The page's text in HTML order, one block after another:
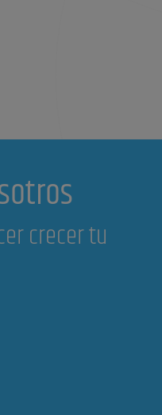
crecer tu